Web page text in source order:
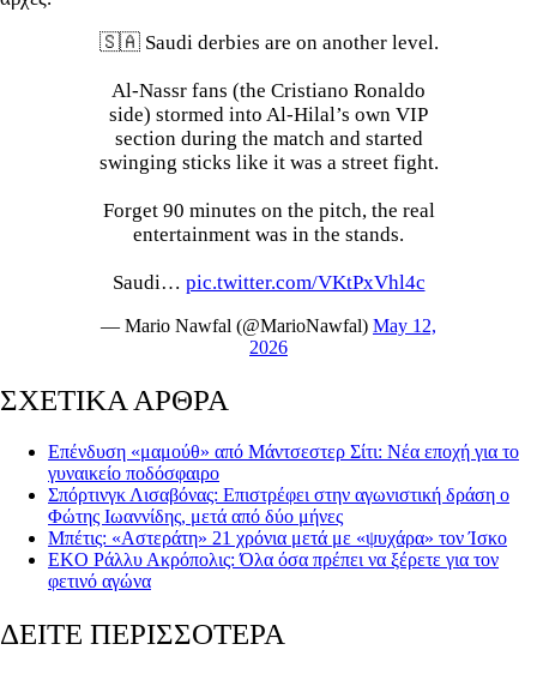
🇸🇦 Saudi derbies are on another level.
Al-Nassr fans (the Cristiano Ronaldo
side) stormed into Al-Hilal’s own VIP
section during the match and started
swinging sticks like it was a street fight.
Forget 90 minutes on the pitch, the real
entertainment was in the stands.
Saudi… pic.twitter.com/VKtPxVhl4c
— Mario Nawfal (@MarioNawfal) May 12,
2026
ΣΧΕΤΙΚΑ ΑΡΘΡΑ
Επένδυση «μαμούθ» από Μάντσεστερ Σίτι: Νέα εποχή για το
γυναικείο ποδόσφαιρο
Σπόρτινγκ Λισαβόνας: Επιστρέφει στην αγωνιστική δράση ο
Φώτης Ιωαννίδης, μετά από δύο μήνες
Μπέτις: «Αστεράτη» 21 χρόνια μετά με «ψυχάρα» τον Ίσκο
EKO Ράλλυ Ακρόπολις: Όλα όσα πρέπει να ξέρετε για τον
φετινό αγώνα
ΔΕΙΤΕ ΠΕΡΙΣΣΟΤΕΡΑ